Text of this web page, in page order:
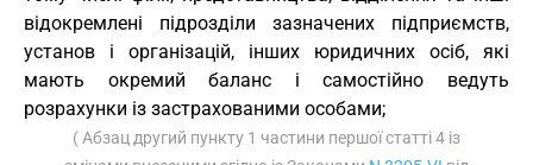
відокремлені підрозділи зазначених підприємств,
установ і організацій, інших юридичних осіб, які
мають окремий баланс і самостійно ведуть
розрахунки із застрахованими особами;
( Абзац другий пункту 1 частини першої статті 4 із